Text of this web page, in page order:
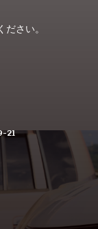
さい。
21